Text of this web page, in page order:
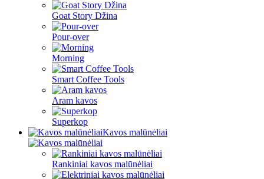
Goat Story Džina
Pour-over
Morning
Smart Coffee Tools
Aram kavos
Superkop
Kavos malūnėliai
Rankiniai kavos malūnėliai